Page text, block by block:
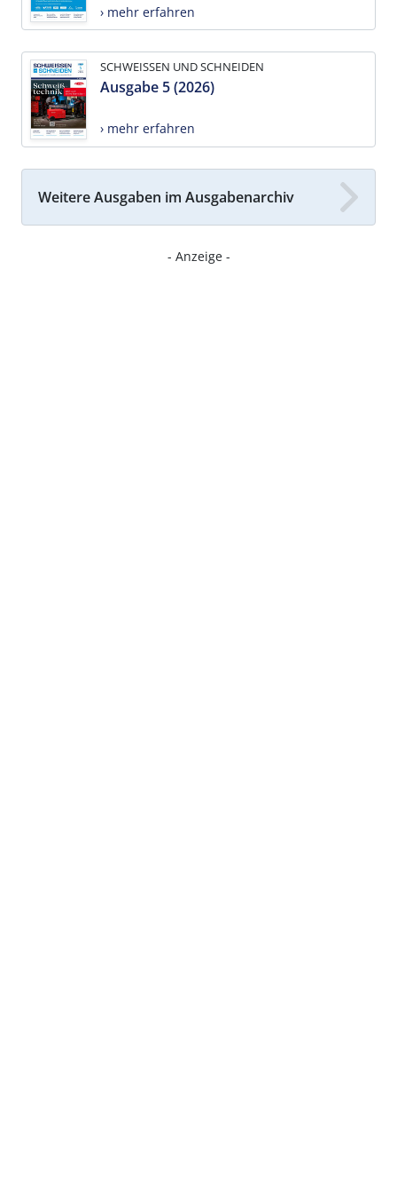
› mehr erfahren
SCHWEISSEN UND SCHNEIDEN
Ausgabe 5 (2026)
› mehr erfahren
Weitere Ausgaben im Ausgabenarchiv
- Anzeige -